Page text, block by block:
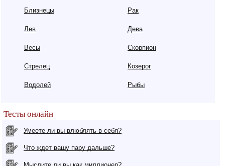
Близнецы Рак
Лев Дева
Весы Скорпион
Стрелец Козерог
Водолей Рыбы
Тесты онлайн
Умеете ли вы влюблять в себя?
Что ждет вашу пару дальше?